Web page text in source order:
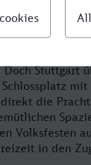
Arbeiten.
Stuttgart
mit
die
Volksfesten
in den